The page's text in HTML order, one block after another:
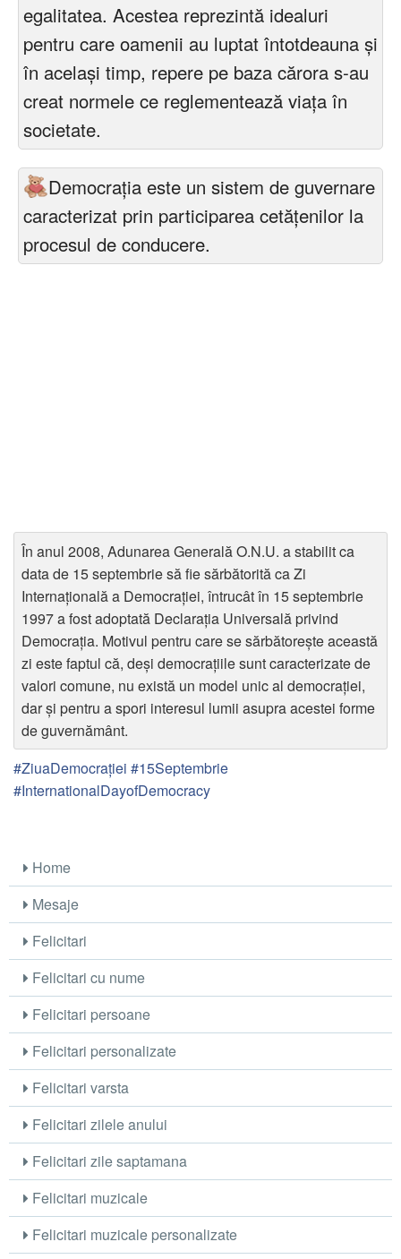
egalitatea. Acestea reprezintă idealuri
pentru care oamenii au luptat întotdeauna şi
în acelaşi timp, repere pe baza cărora s-au
creat normele ce reglementează viaţa în
societate.
Democrația este un sistem de guvernare
caracterizat prin participarea cetăţenilor la
procesul de conducere.
În anul 2008, Adunarea Generală O.N.U. a stabilit ca
data de 15 septembrie să fie sărbătorită ca Zi
Internaţională a Democraţiei, întrucât în 15 septembrie
1997 a fost adoptată Declaraţia Universală privind
Democraţia. Motivul pentru care se sărbătorește această
zi este faptul că, deşi democraţiile sunt caracterizate de
valori comune, nu există un model unic al democraţiei,
dar și pentru a spori interesul lumii asupra acestei forme
de guvernământ.
#ZiuaDemocrației #15Septembrie
#InternationalDayofDemocracy
Home
Mesaje
Felicitari
Felicitari cu nume
Felicitari persoane
Felicitari personalizate
Felicitari varsta
Felicitari zilele anului
Felicitari zile saptamana
Felicitari muzicale
Felicitari muzicale personalizate